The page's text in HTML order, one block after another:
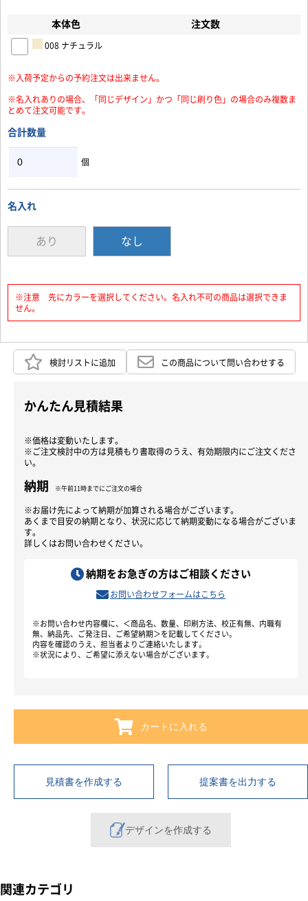
本体色 注文数
008 ナチュラル
※入荷予定からの予約注文は出来ません。
※名入れありの場合、「同じデザイン」かつ「同じ刷り色」の場合のみ複数ま
とめて注文可能です。
合計数量
個
名入れ
あり なし
※注意 先にカラーを選択してください。名入れ不可の商品は選択できま
せん。
お買い物を続ける
検討リストに追加 この商品について問い合わせする
かんたん見積結果
※価格は変動いたします。
※ご注文検討中の方は見積もり書取得のうえ、有効期限内にご注文くださ
い。
納期 ※午前11時までにご注文の場合
※お届け先によって納期が加算される場合がございます。
あくまで目安の納期となり、状況に応じて納期変動になる場合がございま
す。
詳しくはお問い合わせください。
納期をお急ぎの方はご相談ください
お問い合わせフォームはこちら
※お問い合わせ内容欄に、＜商品名、数量、印刷方法、校正有無、内職有
無、納品先、ご発注日、ご希望納期＞を記載してください。
内容を確認のうえ、担当者よりご連絡いたします。
※状況により、ご希望に添えない場合がございます。
カートに入れる
見積書を作成する 提案書を出力する
デザインを作成する
関連カテゴリ